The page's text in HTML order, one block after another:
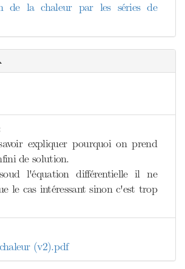
la chaleur par les séries de
expliquer pourquoi on prend
de solution.
l'équation différentielle il ne
le cas intéressant sinon c'est trop
(v2).pdf